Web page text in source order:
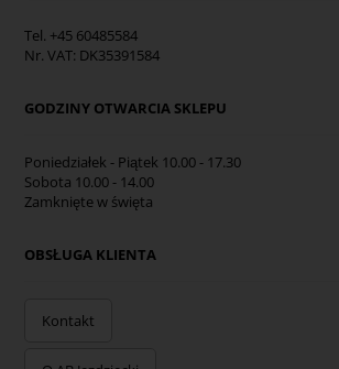
Tel. +45 60485584
Nr. VAT: DK35391584
GODZINY OTWARCIA SKLEPU
Poniedziałek - Piątek 10.00 - 17.30
Sobota 10.00 - 14.00
Zamknięte w święta
OBSŁUGA KLIENTA
Kontakt